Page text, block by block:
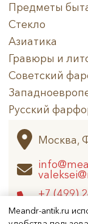
Meandr-antik.ru
Предметы
Стекло
Азиатика
Гравюры и
Советский
Русский
Архив
Москва,
+7 (499)